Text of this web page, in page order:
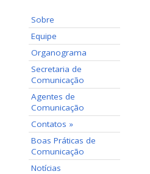
Sobre
Equipe
Organograma
Secretaria de
Comunicação
Agentes de
Comunicação
Contatos »
Boas Práticas de
Comunicação
Notícias